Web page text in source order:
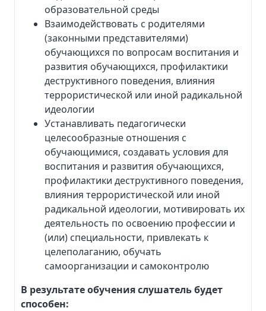
образовательной среды
Взаимодействовать с родителями
(законными представителями)
обучающихся по вопросам воспитания и
развития обучающихся, профилактики
деструктивного поведения, влияния
террористической или иной радикальной
идеологии
Устанавливать педагогически
целесообразные отношения с
обучающимися, создавать условия для
воспитания и развития обучающихся,
профилактики деструктивного поведения,
влияния террористической или иной
радикальной идеологии, мотивировать их
деятельность по освоению профессии и
(или) специальности, привлекать к
целеполаганию, обучать
самоорганизации и самоконтролю
В результате обучения слушатель будет
способен: